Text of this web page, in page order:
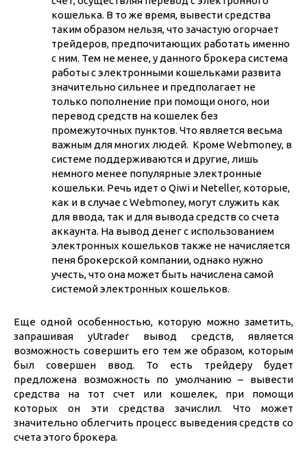
кошелька. В то же время, вывести средства
таким образом нельзя, что зачастую огорчает
трейдеров, предпочитающих работать именно
с ним. Тем не менее, у данного брокера система
работы с электронными кошельками развита
значительно сильнее и предполагает не
только пополнение при помощи оного, нои
перевод средств на кошелек без
промежуточных пунктов. Что является весьма
важным для многих людей. Кроме Webmoney, в
системе поддерживаются и другие, лишь
немного менее популярные электронные
кошельки. Речь идет о Qiwi и Neteller, которые,
как и в случае с Webmoney, могут служить как
для ввода, так и для вывода средств со счета
аккаунта. На вывод денег с использованием
электронных кошельков также не начисляется
пеня брокерской компании, однако нужно
учесть, что она может быть начислена самой
системой электронных кошельков.
Еще одной особенностью, которую можно заметить,
запрашивая уUtrader вывод средств, является
возможность совершить его тем же образом, которым
был совершен ввод. То есть трейдеру будет
предложена возможность по умолчанию – вывести
средства на тот счет или кошелек, при помощи
которых он эти средства зачислил. Что может
значительно облегчить процесс выведения средств со
счета этого брокера.